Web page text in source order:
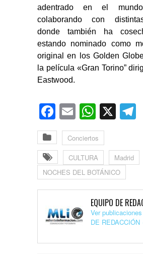
adentrado en el
colaborando con
donde también ha
estando nominado como
original en los Golden
la película «Gran Torino”
Eastwood.
Facebook
EmailX
Conciertos
CULTURA Madrid
NOCHES DEL BOTÁNICO
EQUIPO DE
Ver
DE REDACCIÓN